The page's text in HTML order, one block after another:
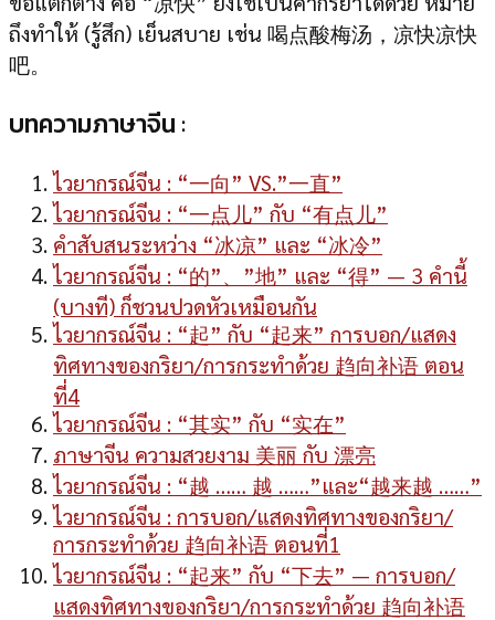
ถึงทำให้ (รู้สึก) เย็นสบาย เช่น 喝点酸梅汤，凉快凉快
吧。
บทความภาษาจีน :
ไวยากรณ์จีน : “一向” VS.”一直”
ไวยากรณ์จีน : “一点儿” กับ “有点儿”
คำสับสนระหว่าง “冰凉” และ “冰冷”
ไวยากรณ์จีน : “的”、”地” และ “得” — 3 คำนี้
(บางที) ก็ชวนปวดหัวเหมือนกัน
ไวยากรณ์จีน : “起” กับ “起来” การบอก/แสดง
ทิศทางของกริยา/การกระทำด้วย 趋向补语 ตอน
ที่4
ไวยากรณ์จีน : “其实” กับ “实在”
ภาษาจีน ความสวยงาม 美丽 กับ 漂亮
ไวยากรณ์จีน : “越 …… 越 ……”และ“越来越 ……”
ไวยากรณ์จีน : การบอก/แสดงทิศทางของกริยา/
การกระทำด้วย 趋向补语 ตอนที่1
ไวยากรณ์จีน : “起来” กับ “下去” — การบอก/
แสดงทิศทางของกริยา/การกระทำด้วย 趋向补语